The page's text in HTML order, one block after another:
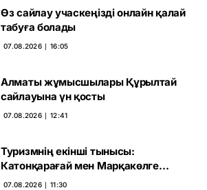
Өз сайлау учаскеңізді онлайн қалай
табуға болады
07.08.2026 ∣ 16:05
Алматы жұмысшылары Құрылтай
сайлауына үн қосты
07.08.2026 ∣ 12:41
Туризмнің екінші тынысы:
Катонқарағай мен Марқакөлге
инвестиция не береді
07.08.2026 ∣ 11:30